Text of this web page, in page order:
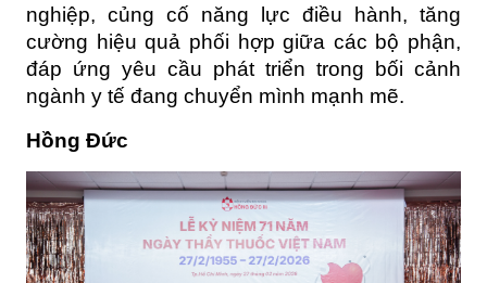
nghiệp, củng cố năng lực điều hành, tăng
cường hiệu quả phối hợp giữa các bộ phận,
đáp ứng yêu cầu phát triển trong bối cảnh
ngành y tế đang chuyển mình mạnh mẽ.
Hồng Đức